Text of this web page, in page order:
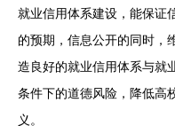
就业信用体系建设，能保证
的预期，信息公开的同时，
造良好的就业信用体系与就
条件下的道德风险，降低高
义。